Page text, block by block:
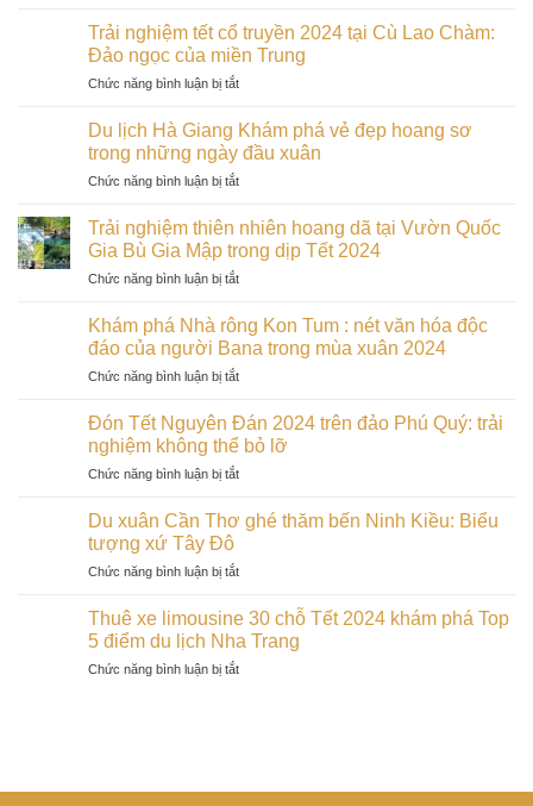
Bảo
tàng
Tum
đầu
xuân
Mũi
Né:
Sahara
nhất
Bình
lũng
tình
yêu
Đà
Điểm
hẹn
mạn
các
cặp
trong
Tết
2024
Trải nghiệm tết cổ truyền 2024 tại Cù Lao Chàm:
Đảo ngọc của miền Trung
Chức năng bình luận bị tắtở
nghiệm
tết
cổ
truyền
tại
Cù
Chàm:
ngọc
của
Trung
Du lịch Hà Giang Khám phá vẻ đẹp hoang sơ
trong những ngày đầu xuân
Chức năng bình luận bị tắtở
lịch
Giang
Khám
vẻ
đẹp
sơ
những
ngày
xuân
Trải nghiệm thiên nhiên hoang dã tại Vườn Quốc
Gia Bù Gia Mập trong dịp Tết 2024
Chức năng bình luận bị tắtở
nghiệm
thiên
nhiên
hoang
tại
Vườn
Gia
Gia
dịp
2024
Khám phá Nhà rông Kon Tum : nét văn hóa độc
đáo của người Bana trong mùa xuân 2024
Chức năng bình luận bị tắtở
phá
Nhà
rông
Kon
:
hóa
đáo
của
Bana
Đón Tết Nguyên Đán 2024 trên đảo Phú Quý: trải
nghiệm không thể bỏ lỡ
Chức năng bình luận bị tắtở
Nguyên
2024
đảo
Phú
trải
Du xuân Cần Thơ ghé thăm bến Ninh Kiều: Biểu
tượng xứ Tây Đô
Chức năng bình luận bị tắtở
xuân
Cần
Thơ
ghé
tượng
Thuê xe limousine 30 chỗ Tết 2024 khám phá Top
5 điểm du lịch Nha Trang
Chức năng bình luận bị tắtở
Tết